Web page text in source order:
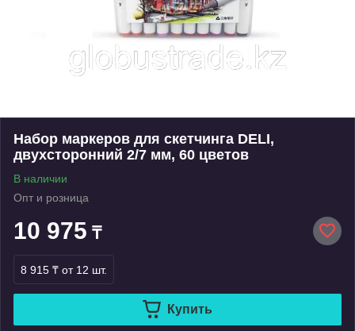
Набор маркеров для скетчинга DELI,
двухсторонний 2/7 мм, 60 цветов
В наличии
Опт и розница
10 975 ₸
8 915 ₸ от 12 шт.
Купить